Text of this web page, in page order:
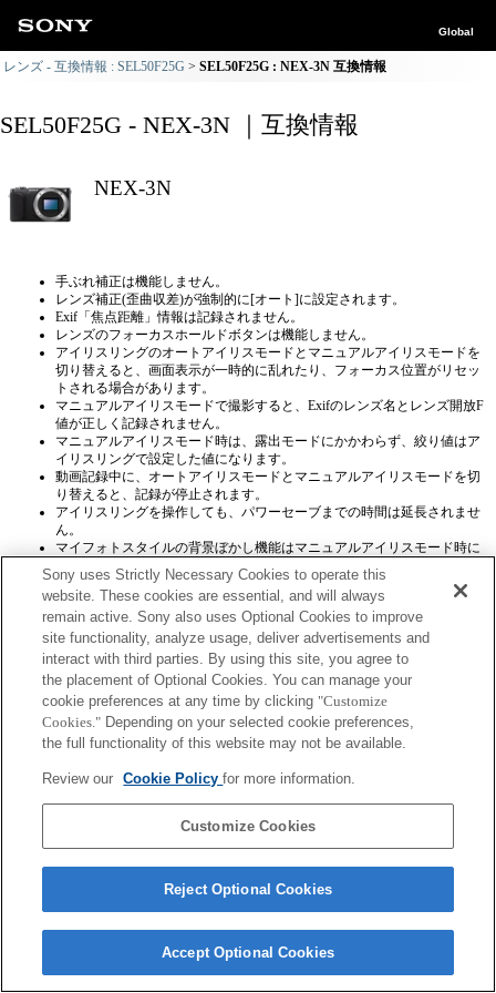
Global
レンズ - 互換情報 : SEL50F25G SEL50F25G : NEX-3N 互換情報
SEL50F25G - NEX-3N ｜互換情報
NEX-3N
手ぶれ補正は機能しません。
レンズ補正(歪曲収差)が強制的に[オート]に設定されます。
Exif「焦点距離」情報は記録されません。
レンズのフォーカスホールドボタンは機能しません。
アイリスリングのオートアイリスモードとマニュアルアイリスモードを
切り替えると、画面表示が一時的に乱れたり、フォーカス位置がリセッ
トされる場合があります。
マニュアルアイリスモードで撮影すると、Exifのレンズ名とレンズ開放F
値が正しく記録されません。
マニュアルアイリスモード時は、露出モードにかかわらず、絞り値はア
イリスリングで設定した値になります。
動画記録中に、オートアイリスモードとマニュアルアイリスモードを切
り替えると、記録が停止されます。
アイリスリングを操作しても、パワーセーブまでの時間は延長されませ
ん。
マイフォトスタイルの背景ぼかし機能はマニュアルアイリスモード時に
は使用できませんが、背景ぼかしのメニューが表示されてしまいます。
ご利用条件 プライバシーポリシー
Copyright 2026 Sony Corporation
Sony uses Strictly Necessary Cookies to operate this
website. These cookies are essential, and will always
remain active. Sony also uses Optional Cookies to improve
site functionality, analyze usage, deliver advertisements and
interact with third parties. By using this site, you agree to
the placement of Optional Cookies. You can manage your
cookie preferences at any time by clicking "Customize
Cookies." Depending on your selected cookie preferences,
the full functionality of this website may not be available.
Review our Cookie Policyfor more information.
Customize Cookies
Reject Optional Cookies
Accept Optional Cookies